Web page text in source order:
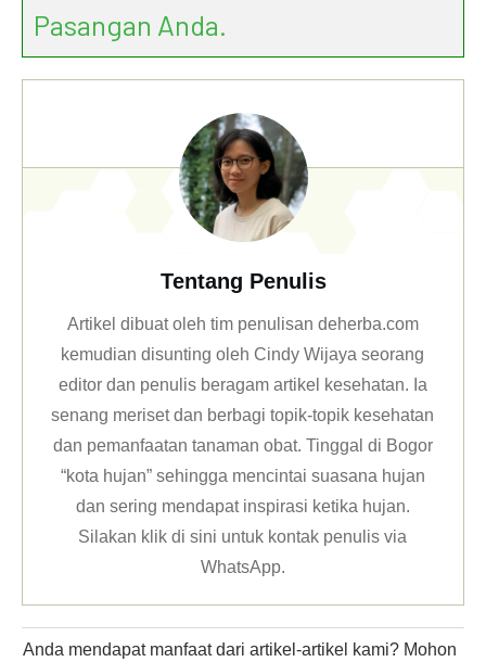
Pasangan Anda.
Tentang Penulis
Artikel dibuat oleh tim penulisan deherba.com
kemudian disunting oleh Cindy Wijaya seorang
editor dan penulis beragam artikel kesehatan. Ia
senang meriset dan berbagi topik-topik kesehatan
dan pemanfaatan tanaman obat. Tinggal di Bogor
“kota hujan” sehingga mencintai suasana hujan
dan sering mendapat inspirasi ketika hujan.
Silakan klikdi sini untuk kontak penulis via
WhatsApp.
Anda mendapat manfaat dari artikel-artikel kami? Mohon